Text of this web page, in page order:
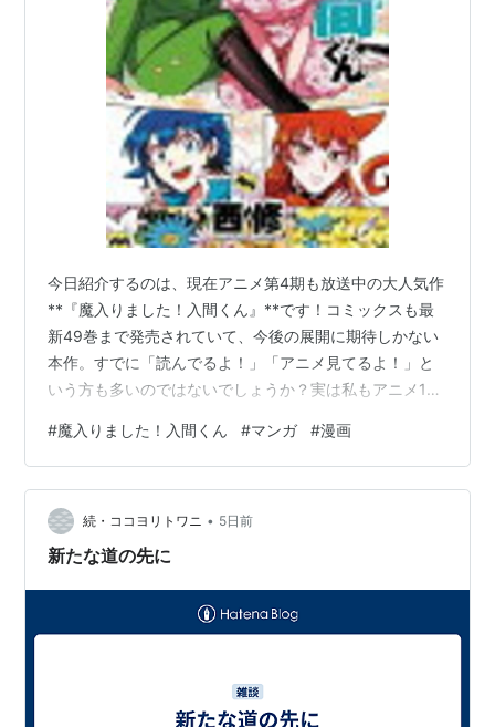
今日紹介するのは、現在アニメ第4期も放送中の大人気作
**『魔入りました！入間くん』**です！​コミックスも最
新49巻まで発売されていて、今後の展開に期待しかない
本作。すでに「読んでるよ！」「アニメ見てるよ！」と
いう方も多いのではないでしょうか？​実は私もアニメ1期
して以来、ずーーっと追い続けている大好きな作品で
す！​……ただ、好きすぎて「とにかく最高！」「尊い！」
しか出てこなくて、正直レビューを書くのが一番難しい
作品でもあります（笑）。​今回はそんな溢れる愛をなん
とか言葉にして、一足先にご紹介させてください！ ​📖 あ
#魔入りました！入間くん #マンガ #漫画
続・ココヨリトワニ • 5日前
新たな道の先に